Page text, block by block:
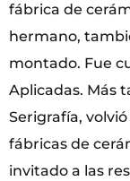
fábrica de
hermano,
montado. Fue
Aplicadas. Más
Serigrafía,
fábricas de
invitado a las